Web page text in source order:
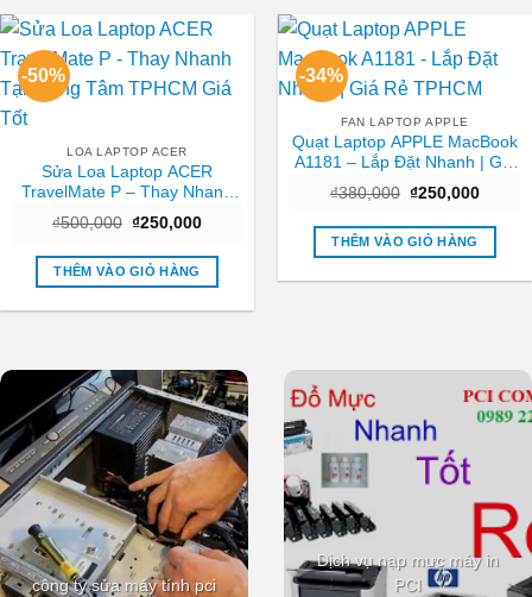
-50%
LOA LAPTOP ACER
Sửa Loa Laptop ACER
TravelMate P – Thay Nhanh
Tốt
₫500,000 Giá
là:
₫500,000.
₫250,000Giá
tại
₫250,000.
THÊM VÀO GIỎ HÀNG
-34%
FAN LAPTOP APPLE
Quạt Laptop APPLE MacBook
A1181 – Lắp Đặt Nhanh | Giá
₫380,000 Giá
là:
₫380,000.
₫250,000Giá
tại
THÊM VÀO GIỎ HÀNG
công ty sửa máy tính pci
Dịch vụ nạp mực máy in
PCI